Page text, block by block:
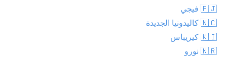
🇫🇯 فيجي
🇳🇨 كاليدونيا الجديدة
🇰🇮 كيريباس
🇳🇷 نورو